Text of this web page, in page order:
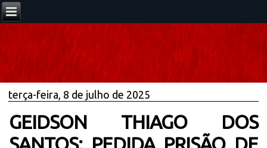
terça-feira, 8 de julho de 2025
GEIDSON THIAGO DOS